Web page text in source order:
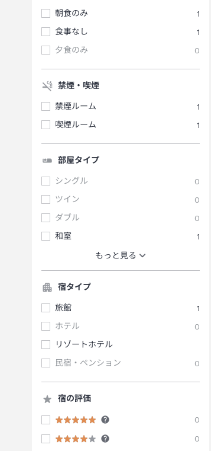
朝食のみ
1
食事なし
1
夕食のみ
0
禁煙・喫煙
禁煙ルーム
1
喫煙ルーム
1
部屋タイプ
シングル
0
ツイン
0
ダブル
0
和室
1
もっと見る
宿タイプ
旅館
1
ホテル
0
リゾートホテル
民宿・ペンション
0
宿の評価
0
0